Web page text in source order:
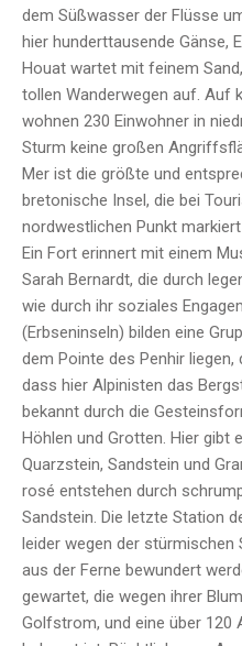
dem Süßwasser der Flüsse
hier hunderttausende Gänse,
Houat wartet mit feinem
tollen Wanderwegen auf. Auf
wohnen 230 Einwohner in
Sturm keine großen
Mer ist die größte und
bretonische Insel, die bei
nordwestlichen Punkt
Ein Fort erinnert mit einem
Sarah Bernardt, die durch
wie durch ihr soziales
(Erbseninseln) bilden eine
dem Pointe des Penhir
dass hier Alpinisten das
bekannt durch die
Höhlen und Grotten. Hier gibt
Quarzstein, Sandstein und
rosé entstehen durch
Sandstein. Die letzte Station
leider wegen der stürmischen
aus der Ferne bewundert
gewartet, die wegen ihrer
Golfstrom, und eine über 120